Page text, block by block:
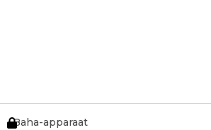
Baha-apparaat